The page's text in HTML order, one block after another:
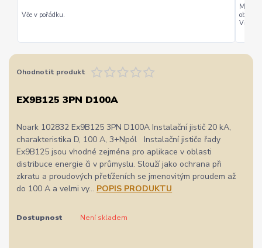
Vče v pořádku.
Můžu
Vřele
Ohodnotit produkt
EX9B125 3PN D100A
Noark 102832 Ex9B125 3PN D100A Instalační jistič 20 kA,
charakteristika D, 100 A, 3+Npól Instalační jističe řady
Ex9B125 jsou vhodné zejména pro aplikace v oblasti
distribuce energie či v průmyslu. Slouží jako ochrana při
zkratu a proudových přetíženích se jmenovitým proudem až
do 100 A a velmi vy... POPIS PRODUKTU
Dostupnost Není skladem